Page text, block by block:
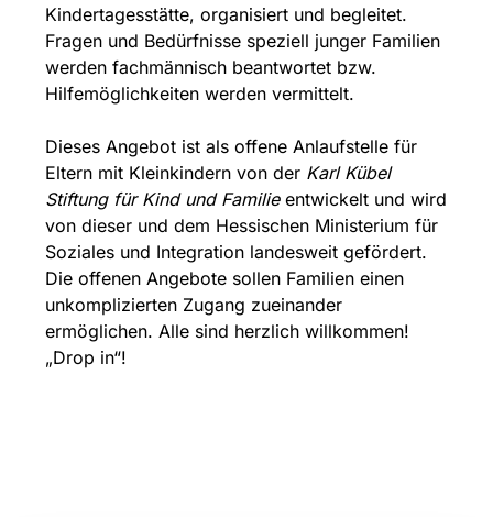
Kindertagesstätte, organisiert und begleitet.
Fragen und Bedürfnisse speziell junger Familien
werden fachmännisch beantwortet bzw.
Hilfemöglichkeiten werden vermittelt.
Dieses Angebot ist als offene Anlaufstelle für
Eltern mit Kleinkindern von der Karl Kübel
Stiftung für Kind und Familieentwickelt und wird
von dieser und dem Hessischen Ministerium für
Soziales und Integration landesweit gefördert.
Die offenen Angebote sollen Familien einen
unkomplizierten Zugang zueinander
ermöglichen. Alle sind herzlich willkommen!
„Drop in“!